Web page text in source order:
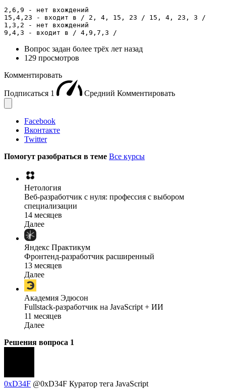
2,6,9 - нет вхождений
15,4,23 - входит в / 2, 4, 15, 23 / 15, 4, 23, 3 /
1,3,2 - нет вхождений
9,4,3 - входит в / 4,9,7,3 /
Вопрос задан более трёх лет назад
129 просмотров
Комментировать
Подписаться 1 Средний Комментировать
Facebook
Вконтакте
Twitter
Помогут разобраться в теме Все курсы
Нетология
Веб-разработчик с нуля: профессия с выбором
специализации
14 месяцев
Далее
Яндекс Практикум
Фронтенд-разработчик расширенный
13 месяцев
Далее
Академия Эдюсон
Fullstack-разработчик на JavaScript + ИИ
11 месяцев
Далее
Решения вопроса 1
0xD34F @0xD34F Куратор тега JavaScript